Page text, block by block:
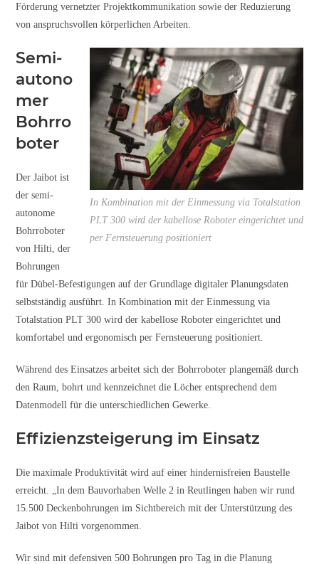
Förderung vernetzter Projektkommunikation sowie der Reduzierung
von anspruchsvollen körperlichen Arbeiten.
In Kombination mit der Einmessung via Totalstation
PLT 300 wird der kabellose Roboter eingerichtet und
per Fernsteuerung positioniert
Semi-
autono
mer
Bohrro
boter
Der Jaibot ist
der semi-
autonome
Bohrroboter
von Hilti, der
Bohrungen
für Dübel-Befestigungen auf der Grundlage digitaler Planungsdaten
selbstständig ausführt. In Kombination mit der Einmessung via
Totalstation PLT 300 wird der kabellose Roboter eingerichtet und
komfortabel und ergonomisch per Fernsteuerung positioniert.
Während des Einsatzes arbeitet sich der Bohrroboter plangemäß durch
den Raum, bohrt und kennzeichnet die Löcher entsprechend dem
Datenmodell für die unterschiedlichen Gewerke.
Effizienzsteigerung im Einsatz
Die maximale Produktivität wird auf einer hindernisfreien Baustelle
erreicht. „In dem Bauvorhaben Welle 2 in Reutlingen haben wir rund
15.500 Deckenbohrungen im Sichtbereich mit der Unterstützung des
Jaibot von Hilti vorgenommen.
Wir sind mit defensiven 500 Bohrungen pro Tag in die Planung